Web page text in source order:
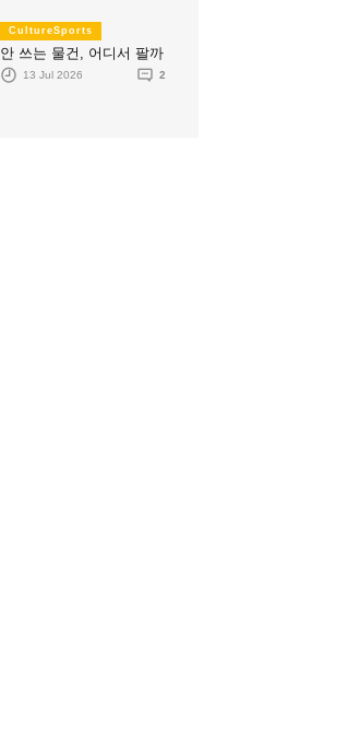
CultureSports
안 쓰는 물건, 어디서 팔까
13 Jul 2026 2